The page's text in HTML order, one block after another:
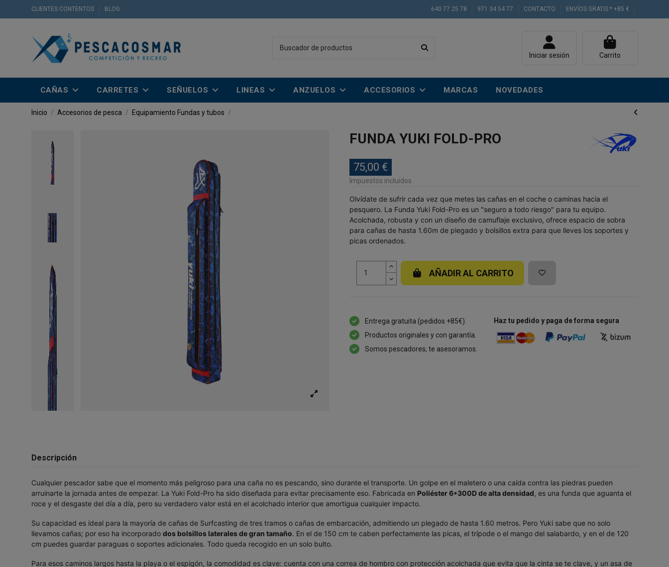
CLIENTES CONTENTOS BLOG 640 77 25 78 971 34 54 77 CONTACTO ENVÍOS GRATIS * +85 €
Iniciar sesión Carrito
CAÑAS CARRETES SEÑUELOS LINEAS ANZUELOS ACCESORIOS MARCAS NOVEDADES
Inicio Accesorios de pesca Equipamiento Fundas y tubos
FUNDA YUKI FOLD-PRO
75,00 €
Impuestos incluidos
Olvídate de sufrir cada vez que metes las cañas en el coche o caminas hacia el
pesquero. La Funda Yuki Fold-Pro es un "seguro a todo riesgo" para tu equipo.
Acolchada, robusta y con un diseño de camuflaje exclusivo, ofrece espacio de sobra
para cañas de hasta 1.60m de plegado y bolsillos extra para que lleves los soportes y
picas ordenados.
AÑADIR AL CARRITO
Entrega gratuita (pedidos +85€).
Productos originales y con garantía.
Somos pescadores, te asesoramos.
Haz tu pedido y paga de forma segura
Descripción
Cualquier pescador sabe que el momento más peligroso para una caña no es pescando, sino durante el transporte. Un golpe en el maletero o una caída contra las piedras pueden
arruinarte la jornada antes de empezar. La Yuki Fold-Pro ha sido diseñada para evitar precisamente eso. Fabricada en Poliéster 6*300D de alta densidad, es una funda que aguanta el
roce y el desgaste del día a día, pero su verdadero valor está en el acolchado interior que amortigua cualquier impacto.
Su capacidad es ideal para la mayoría de cañas de Surfcasting de tres tramos o cañas de embarcación, admitiendo un plegado de hasta 1.60 metros. Pero Yuki sabe que no solo
llevamos cañas; por eso ha incorporado dos bolsillos laterales de gran tamaño. En el de 150 cm te caben perfectamente las picas, el trípode o el mango del salabardo, y en el de 120
cm puedes guardar paraguas o soportes adicionales. Todo queda recogido en un solo bulto.
Para esos caminos largos hasta la playa o el espigón, la comodidad es clave: cuenta con una correa de hombro con protección acolchada que evita que la cinta se te clave, y un asa de